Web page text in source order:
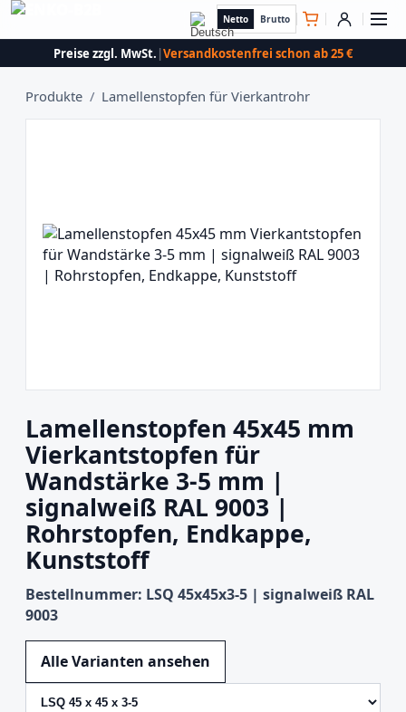
Netto Brutto
Preise zzgl. MwSt. |Versandkostenfrei schon ab 25 €
Produkte / Lamellenstopfen für Vierkantrohr
Lamellenstopfen 45x45 mm
Vierkantstopfen für
Wandstärke 3-5 mm |
signalweiß RAL 9003 |
Rohrstopfen, Endkappe,
Kunststoff
Bestellnummer: LSQ 45x45x3-5 | signalweiß RAL
9003
Alle Varianten ansehen